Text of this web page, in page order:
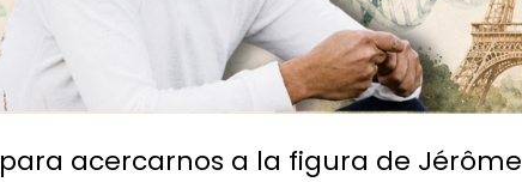
para acercarnos a la figura de Jérôme